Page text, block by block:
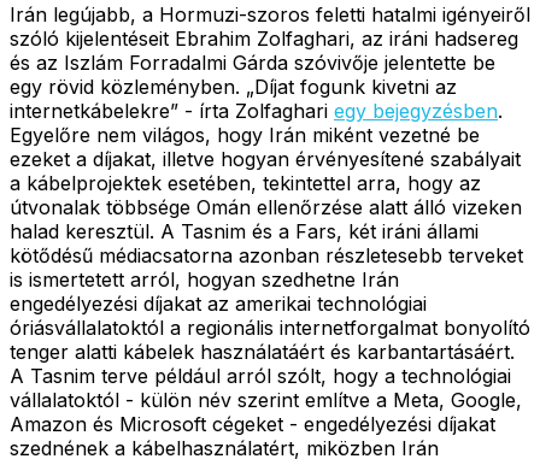
Irán legújabb, a Hormuzi-szoros feletti hatalmi igényeiről
szóló kijelentéseit Ebrahim Zolfaghari, az iráni hadsereg
és az Iszlám Forradalmi Gárda szóvivője jelentette be
egy rövid közleményben. „Díjat fogunk kivetni az
internetkábelekre” - írta Zolfaghari egy bejegyzésben.
Egyelőre nem világos, hogy Irán miként vezetné be
ezeket a díjakat, illetve hogyan érvényesítené szabályait
a kábelprojektek esetében, tekintettel arra, hogy az
útvonalak többsége Omán ellenőrzése alatt álló vizeken
halad keresztül. A Tasnim és a Fars, két iráni állami
kötődésű médiacsatorna azonban részletesebb terveket
is ismertetett arról, hogyan szedhetne Irán
engedélyezési díjakat az amerikai technológiai
óriásvállalatoktól a regionális internetforgalmat bonyolító
tenger alatti kábelek használatáért és karbantartásáért.
A Tasnim terve például arról szólt, hogy a technológiai
vállalatoktól - külön név szerint említve a Meta, Google,
Amazon és Microsoft cégeket - engedélyezési díjakat
szednének a kábelhasználatért, miközben Irán